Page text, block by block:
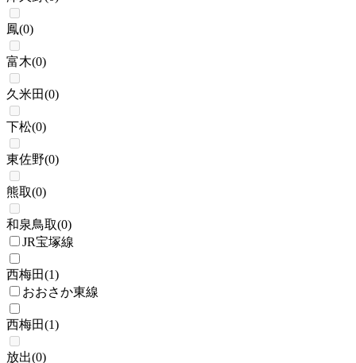
鳳(0)
富木(0)
久米田(0)
下松(0)
東佐野(0)
熊取(0)
和泉鳥取(0)
JR宝塚線
西梅田(1)
おおさか東線
西梅田(1)
放出(0)